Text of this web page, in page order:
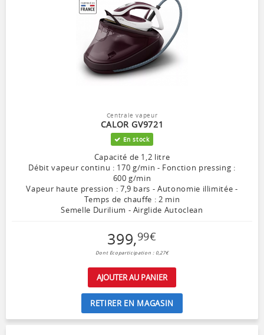
Centrale vapeur
CALOR GV9721
En stock
Capacité de 1,2 litre
Débit vapeur continu : 170 g/min - Fonction pressing :
600 g/min
Vapeur haute pression : 7,9 bars - Autonomie illimitée -
Temps de chauffe : 2 min
Semelle Durilium - Airglide Autoclean
399,99€
Dont Ecoparticipation : 0,27€
AJOUTER AU PANIER
RETIRER EN MAGASIN